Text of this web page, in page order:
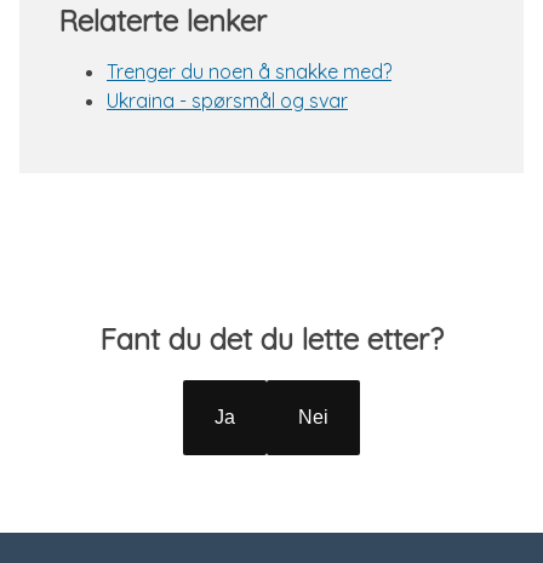
Relaterte lenker
Trenger du noen å snakke med?
Ukraina - spørsmål og svar
Tilbakemelding
Fant du det du lette etter?
Ja Nei